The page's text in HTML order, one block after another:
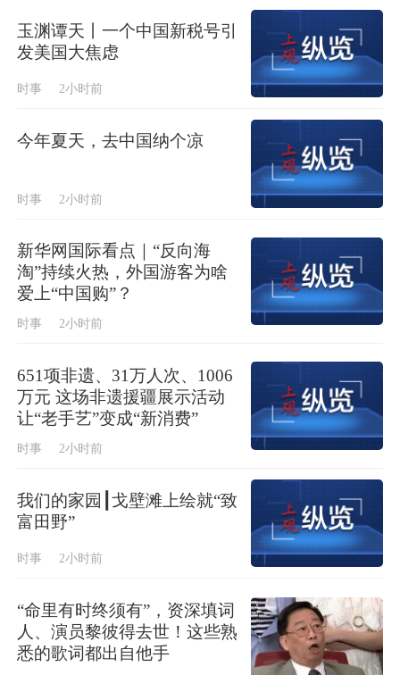
玉渊谭天丨一个中国新税号引
发美国大焦虑
时事 2小时前
今年夏天，去中国纳个凉
时事 2小时前
新华网国际看点｜“反向海
淘”持续火热，外国游客为啥
爱上“中国购”？
时事 2小时前
651项非遗、31万人次、1006
万元 这场非遗援疆展示活动
让“老手艺”变成“新消费”
时事 2小时前
我们的家园┃戈壁滩上绘就“致
富田野”
时事 2小时前
“命里有时终须有”，资深填词
人、演员黎彼得去世！这些熟
悉的歌词都出自他手